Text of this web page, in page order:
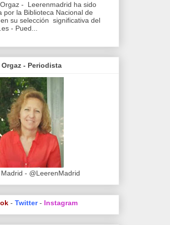
- Leerenmadrid ha sido
por la Biblioteca Nacional de
su selección significativa del
- Pued...
Orgaz - Periodista
- @LeerenMadrid
- Twitter - Instagram